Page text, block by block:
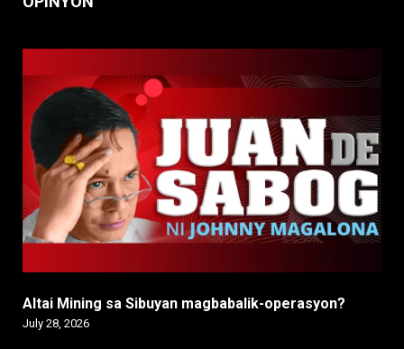
Altai Mining sa Sibuyan magbabalik-operasyon?
July 28, 2026